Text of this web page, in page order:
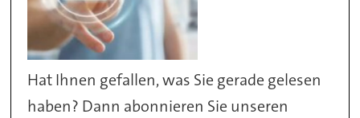
Hat Ihnen gefallen, was Sie gerade gelesen
haben? Dann abonnieren Sie unseren